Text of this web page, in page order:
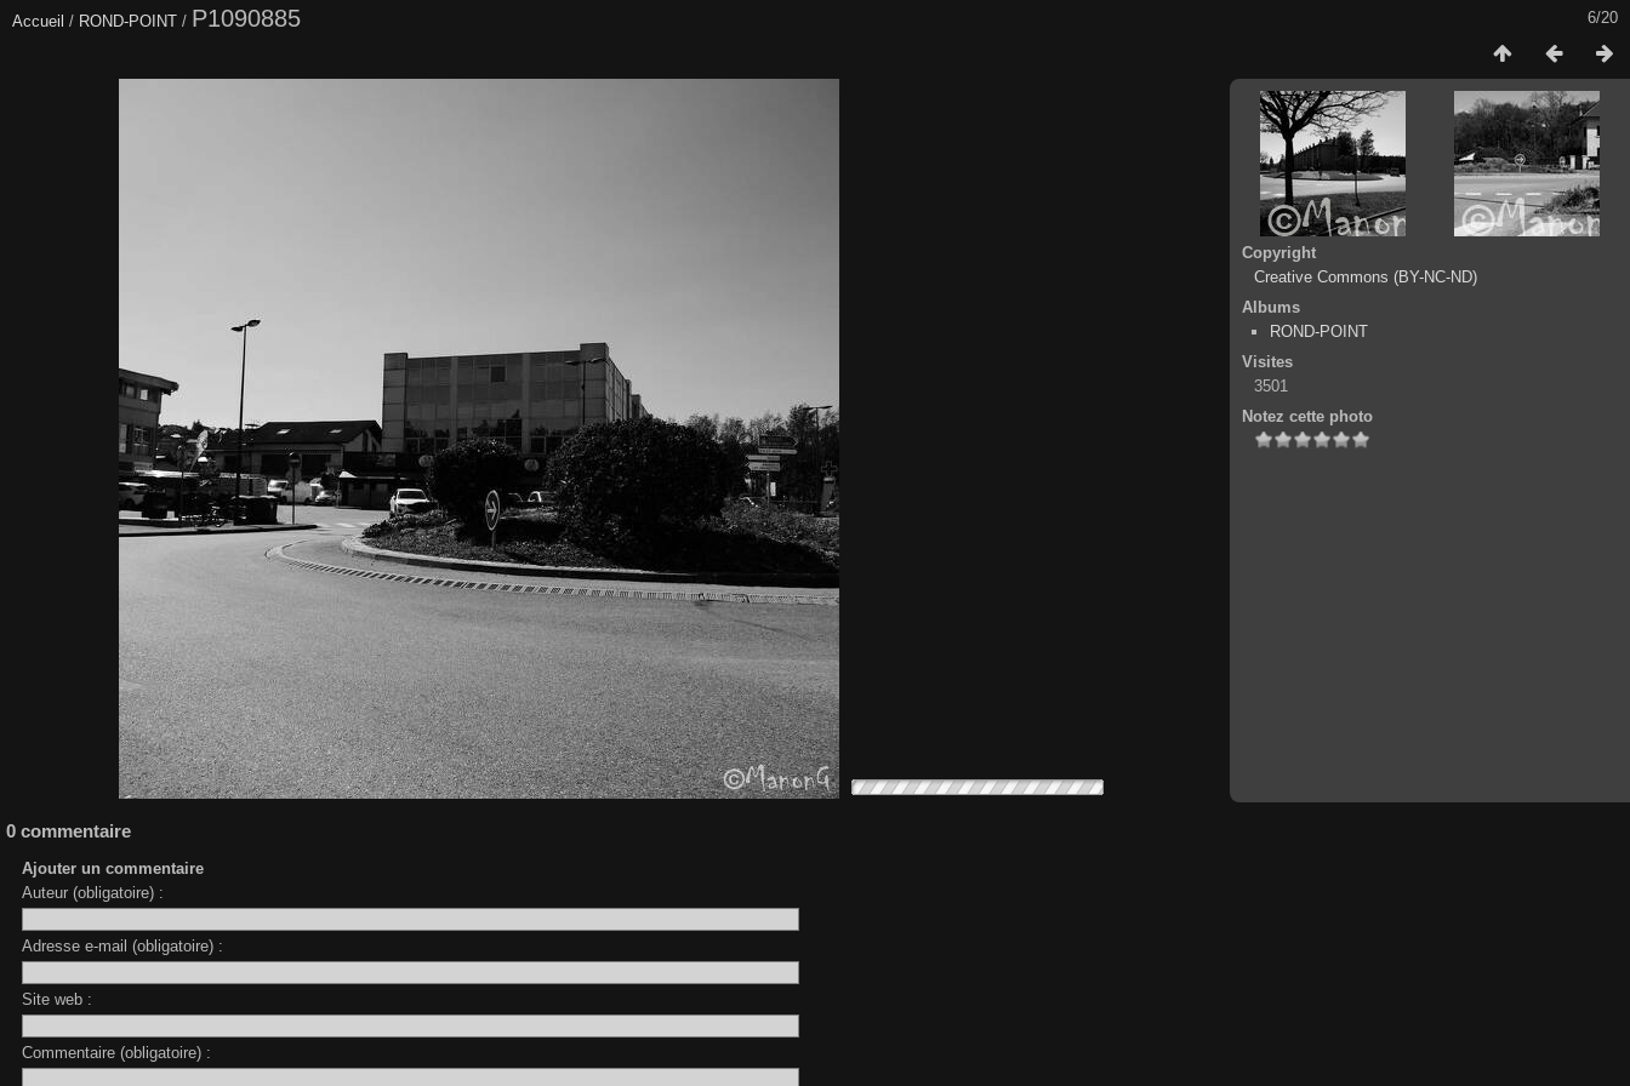
6/20
Accueil / ROND-POINT / P1090885
Copyright
Creative Commons (BY-NC-ND)
Albums
ROND-POINT
Visites
3501
Notez cette photo
0 commentaire
Ajouter un commentaire
Auteur (obligatoire) :
Adresse e-mail (obligatoire) :
Site web :
Commentaire (obligatoire) :